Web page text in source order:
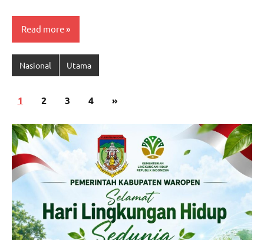
Read more
Nasional Utama
Paginasi
1 2 3 4
Next
»